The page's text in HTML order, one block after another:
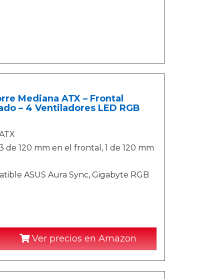
Mediana ATX – Frontal
– 4 Ventiladores LED RGB
de 120 mm en el frontal, 1 de 120 mm
ASUS Aura Sync, Gigabyte RGB
Ver precios en Amazon